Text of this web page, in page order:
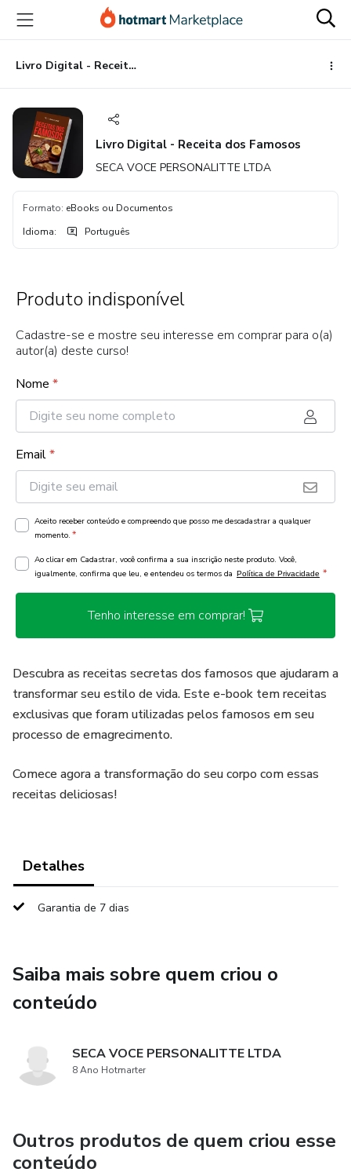
para
conteúdo
principal
para
pagamento
para
rodapé
Livro Digital - Receita dos Famosos
Livro Digital - Receita dos Famosos
SECA VOCE PERSONALITTE LTDA
Formato: eBooks ou Documentos
Idioma: Português
Produto indisponível
Cadastre-se e mostre seu interesse em comprar para o(a)
autor(a) deste curso!
Nome *
Email*
Aceito receber conteúdo e compreendo que posso me descadastrar a qualquer
momento. *
Ao clicar em Cadastrar, você confirma a sua inscrição neste produto. Você,
igualmente, confirma que leu, e entendeu os termos da Política de Privacidade *
Tenho interesse em comprar!
Descubra as receitas secretas dos famosos que ajudaram a
transformar seu estilo de vida. Este e-book tem receitas
exclusivas que foram utilizadas pelos famosos em seu
processo de emagrecimento.
Comece agora a transformação do seu corpo com essas
receitas deliciosas!
Detalhes
Garantia de 7 dias
Saiba mais sobre quem criou o
conteúdo
SECA VOCE PERSONALITTE LTDA
8 Ano Hotmarter
Outros produtos de quem criou esse
conteúdo